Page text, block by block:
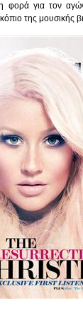
φορά για τον
της μουσικής